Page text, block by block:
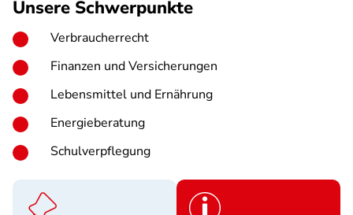
Unsere Schwerpunkte
Verbraucherrecht
Finanzen und Versicherungen
Lebensmittel und Ernährung
Energieberatung
Schulverpflegung